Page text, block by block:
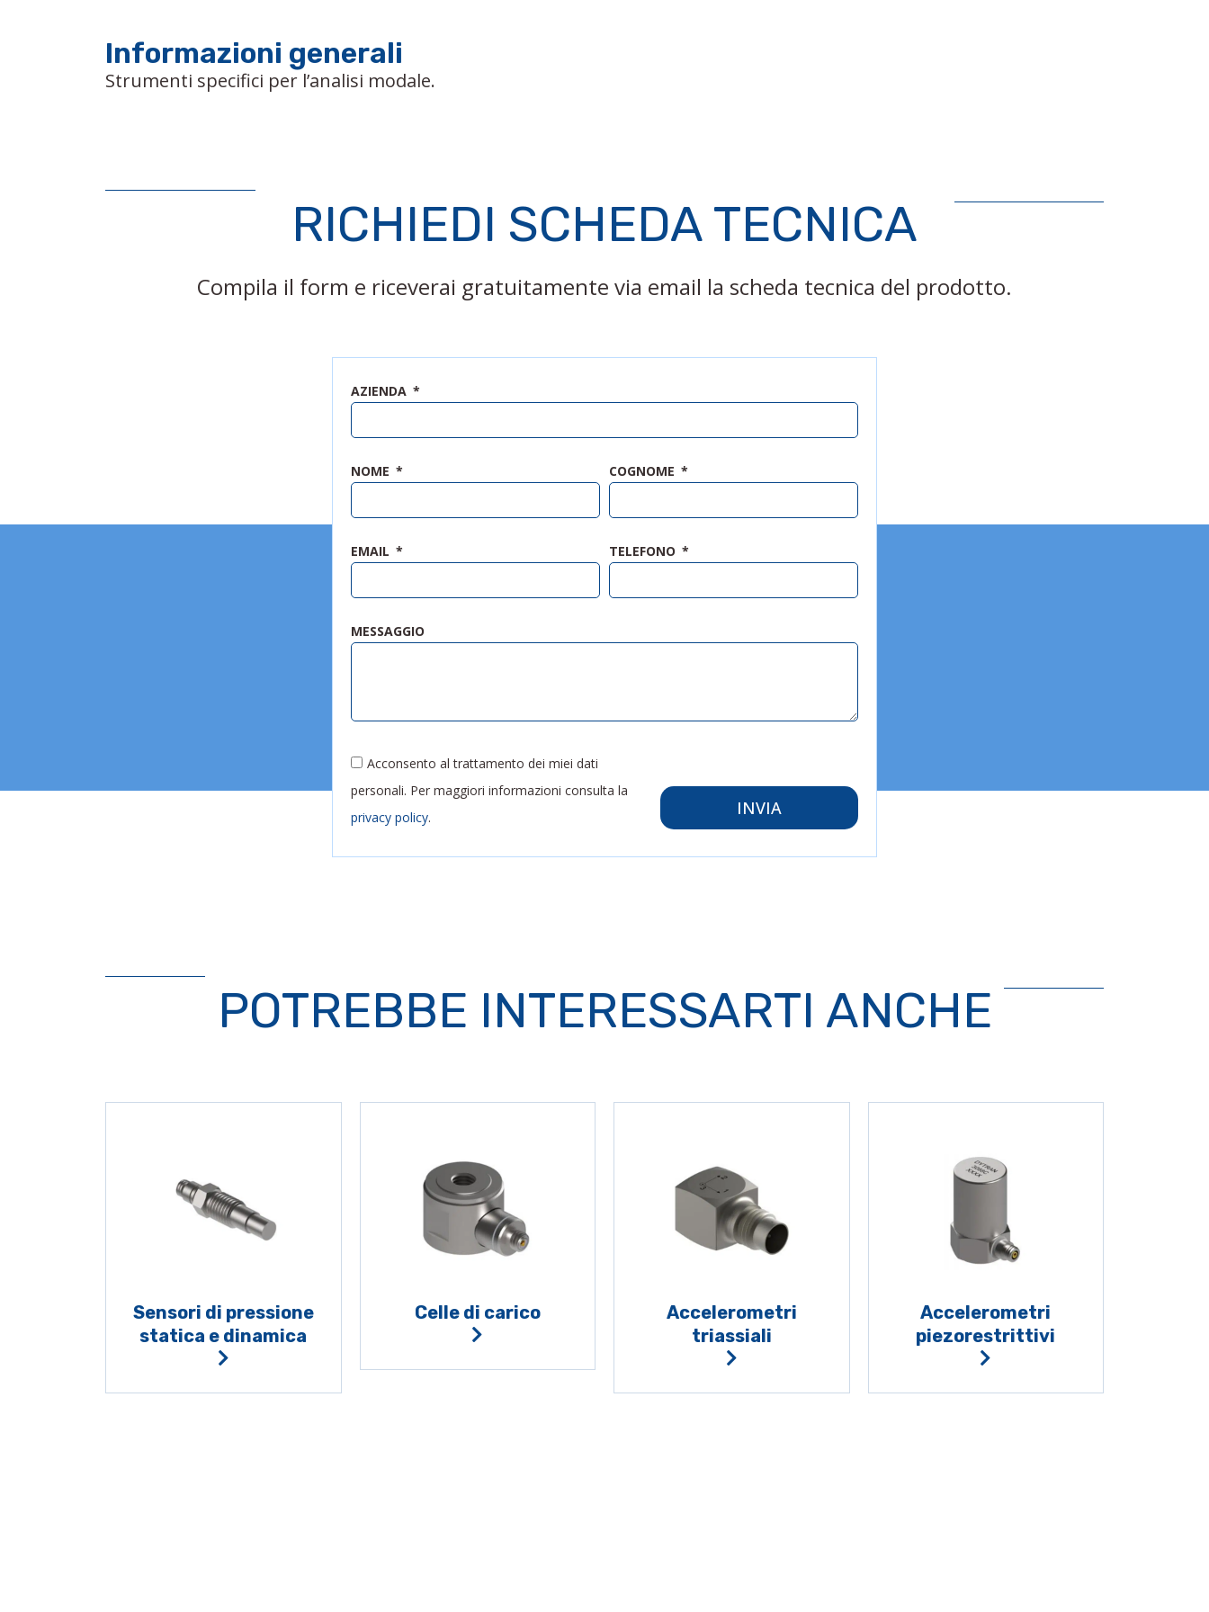
Informazioni generali
Strumenti specifici per l’analisi modale.
RICHIEDI SCHEDA TECNICA
Compila il form e riceverai gratuitamente via email la scheda tecnica del prodotto.
AZIENDA
NOME COGNOME
EMAIL TELEFONO
MESSAGGIO
Acconsento al trattamento dei miei dati
personali. Per maggiori informazioni consulta la
privacy policy. INVIA
POTREBBE INTERESSARTI ANCHE
Sensori di pressione
statica e dinamica
Celle di carico
Accelerometri
triassiali
Accelerometri
piezorestrittivi